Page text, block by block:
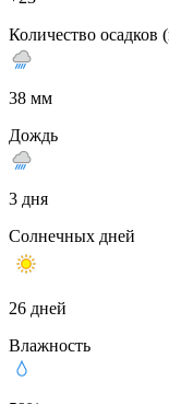
Количество осадков
38 мм
Дождь
3 дня
Солнечных дней
26 дней
Влажность